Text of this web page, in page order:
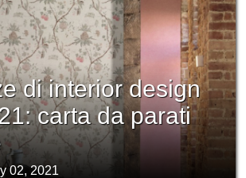
di interior design
carta da parati
02, 2021